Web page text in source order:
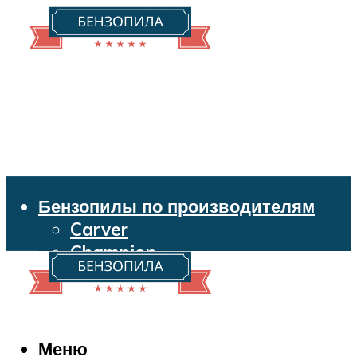
Бензопилы по производителям
Carver
Champion
Echo
Husqvarna
Makita
Меню